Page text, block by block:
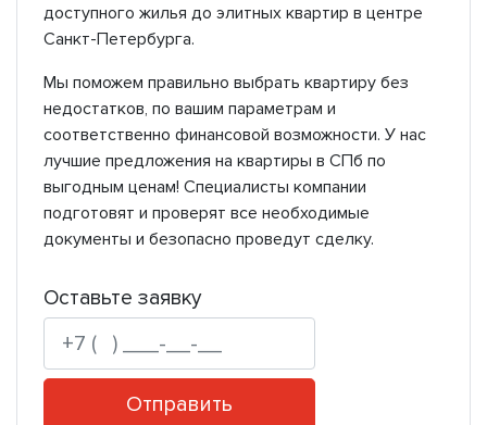
доступного жилья до элитных квартир в центре
Санкт-Петербурга.
Мы поможем правильно выбрать квартиру без
недостатков, по вашим параметрам и
соответственно финансовой возможности. У нас
лучшие предложения на квартиры в СПб по
выгодным ценам! Специалисты компании
подготовят и проверят все необходимые
документы и безопасно проведут сделку.
Оставьте заявку
Отправить